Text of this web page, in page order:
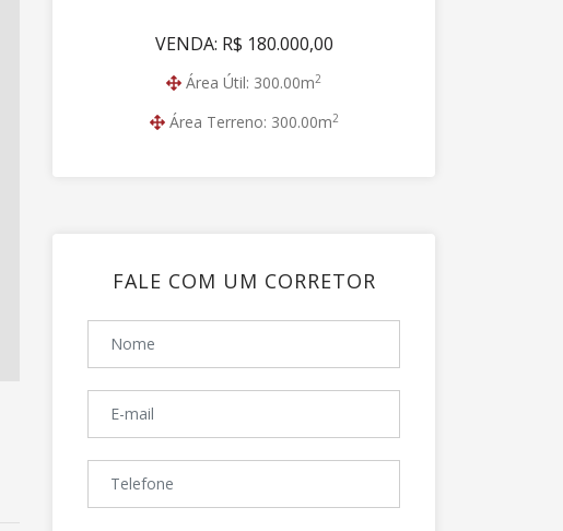
VENDA: R$ 180.000,00
Área Útil: 300.00m2
Área Terreno: 300.00m2
FALE COM UM CORRETOR